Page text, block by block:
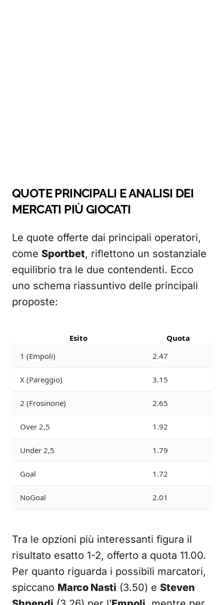
QUOTE PRINCIPALI E ANALISI DEI
MERCATI PIÙ GIOCATI
Le quote offerte dai principali operatori,
come Sportbet, riflettono un sostanziale
equilibrio tra le due contendenti. Ecco
uno schema riassuntivo delle principali
proposte:
Esito
Quota
1 (Empoli)
2.47
X (Pareggio) 3.15
2 (Frosinone) 2.65
Over 2,5 1.92
Under 2,5 1.79
Goal 1.72
NoGoal 2.01
Tra le opzioni più interessanti figura il
risultato esatto 1-2, offerto a quota 11.00.
Per quanto riguarda i possibili marcatori,
spiccano Marco Nasti (3.50) e Steven